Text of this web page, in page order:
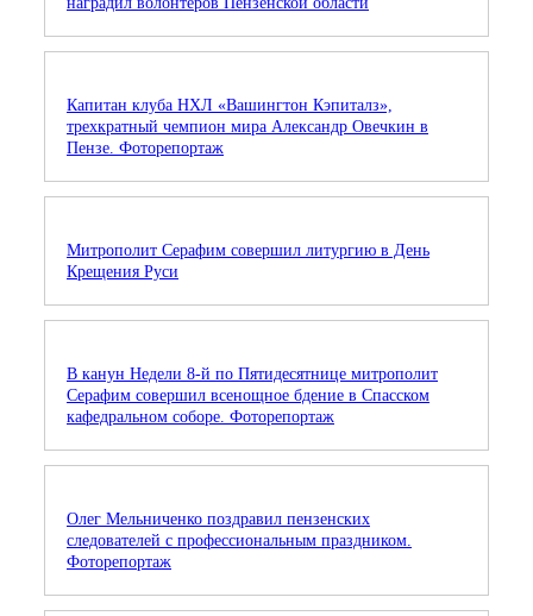
Капитан клуба НХЛ «Вашингтон Кэпиталз»,
трехкратный чемпион мира Александр Овечкин в
Пензе. Фоторепортаж
Митрополит Серафим совершил литургию в День
Крещения Руси
В канун Недели 8-й по Пятидесятнице митрополит
Серафим совершил всенощное бдение в Спасском
кафедральном соборе. Фоторепортаж
Олег Мельниченко поздравил пензенских
следователей с профессиональным праздником.
Фоторепортаж